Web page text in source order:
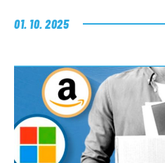
01. 10. 2025